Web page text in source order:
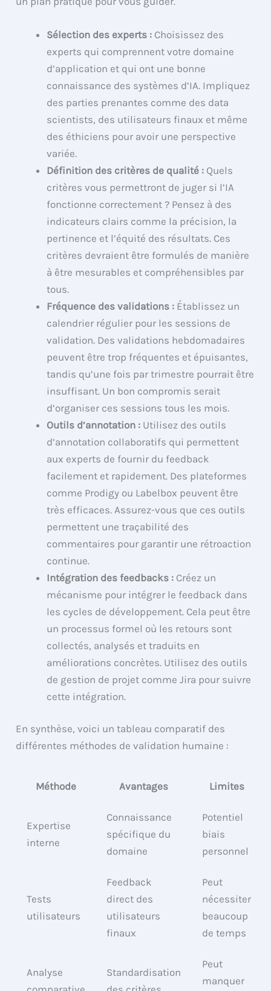
Sélection des experts : Choisissez des
experts qui comprennent votre domaine
d’application et qui ont une bonne
connaissance des systèmes d’IA. Impliquez
des parties prenantes comme des data
scientists, des utilisateurs finaux et même
des éthiciens pour avoir une perspective
variée.
Définition des critères de qualité : Quels
critères vous permettront de juger si l’IA
fonctionne correctement ? Pensez à des
indicateurs clairs comme la précision, la
pertinence et l’équité des résultats. Ces
critères devraient être formulés de manière
à être mesurables et compréhensibles par
tous.
Fréquence des validations : Établissez un
calendrier régulier pour les sessions de
validation. Des validations hebdomadaires
peuvent être trop fréquentes et épuisantes,
tandis qu’une fois par trimestre pourrait être
insuffisant. Un bon compromis serait
d’organiser ces sessions tous les mois.
Outils d’annotation : Utilisez des outils
d’annotation collaboratifs qui permettent
aux experts de fournir du feedback
facilement et rapidement. Des plateformes
comme Prodigy ou Labelbox peuvent être
très efficaces. Assurez-vous que ces outils
permettent une traçabilité des
commentaires pour garantir une rétroaction
continue.
Intégration des feedbacks : Créez un
mécanisme pour intégrer le feedback dans
les cycles de développement. Cela peut être
un processus formel où les retours sont
collectés, analysés et traduits en
améliorations concrètes. Utilisez des outils
de gestion de projet comme Jira pour suivre
cette intégration.
En synthèse, voici un tableau comparatif des
différentes méthodes de validation humaine :
Méthode Avantages Limites
Expertise
interne
Connaissance
spécifique du
domaine
Potentiel
biais
personnel
Tests
utilisateurs
Feedback
direct des
utilisateurs
finaux
Peut
nécessiter
beaucoup
de temps
Analyse
Standardisation
Peut
manquer